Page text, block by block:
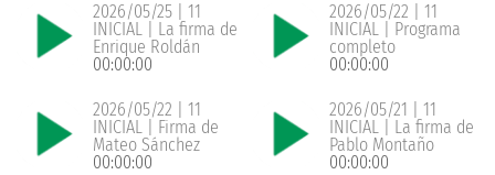
2026/05/25 | 11
INICIAL | La firma de
Enrique Roldán
00:00:00
2026/05/22 | 11
INICIAL | Programa
completo
00:00:00
2026/05/22 | 11
INICIAL | Firma de
Mateo Sánchez
00:00:00
2026/05/21 | 11
INICIAL | La firma de
Pablo Montaño
00:00:00